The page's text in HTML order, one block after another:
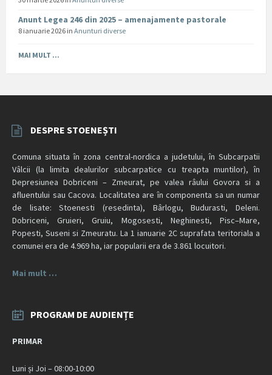
Anunt Legea 246 din 2025 – amenajamente pastorale
8 ianuarie 2026 in Anunturi diverse
MAI MULT ...
DESPRE STOENEȘTI
Comuna situata în zona central-nordica a judetului, în Subcarpatii
Vâlcii (la limita dealurilor subcarpatice cu treapta muntilor), în
Depresiunea Dobriceni – Zmeurat, pe valea râului Govora si a
afluentului sau Cacova. Localitatea are în componenta sa un numar
de lisate: Stoenesti (resedinta), Bârlogu, Budurasti, Deleni.
Dobriceni, Gruieri, Gruiu, Mogosesti, Neghinesti, Pisc–Mare,
Popesti, Suseni si Zmeuratu. La 1 ianuarie 2C suprafata teritoriala a
comunei era de 4.969 ha, iar popularii era de 3.861 locuitori.
Mai mult …
PROGRAM DE AUDIENȚE
PRIMAR
Luni și Joi – 08:00-10:00